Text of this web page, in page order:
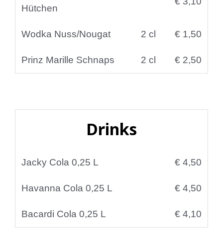
Hütchen
Wodka Nuss/Nougat 2 cl € 1,50
Prinz Marille Schnaps 2 cl € 2,50
Drinks
Jacky Cola 0,25 L € 4,50
Havanna Cola 0,25 L € 4,50
Bacardi Cola 0,25 L € 4,10